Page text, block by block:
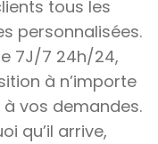
tous les
personnalisées.
7J/7 24h/24,
à n’importe
vos demandes.
qu’il arrive,